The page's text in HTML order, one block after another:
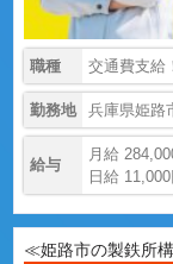
職種 交通費支給
勤務地 兵庫県姫路
給与
月給
日給
≪姫路市の製鉄所構